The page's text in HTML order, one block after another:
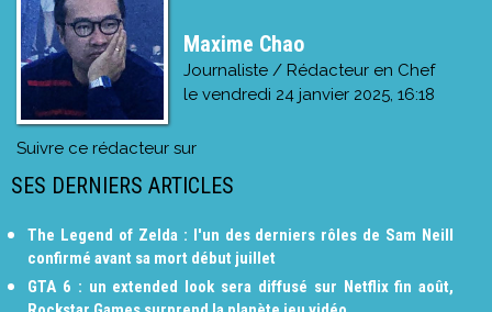
Maxime Chao
Journaliste / Rédacteur en Chef
le vendredi 24 janvier 2025, 16:18
Suivre ce rédacteur sur
SES DERNIERS ARTICLES
The Legend of Zelda : l'un des derniers rôles de Sam Neill
confirmé avant sa mort début juillet
GTA 6 : un extended look sera diffusé sur Netflix fin août,